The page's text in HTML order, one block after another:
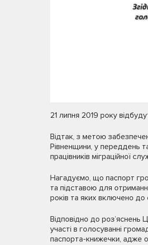
21 липня 2019 року
Відтак, з метою
Рівненщини, у переддень
працівників міграційної
Нагадуємо, що паспорт
та підставою для
років та яких включено до
Відповідно до роз’яснень
участі в голосуванні
паспорта-книжечки, адже